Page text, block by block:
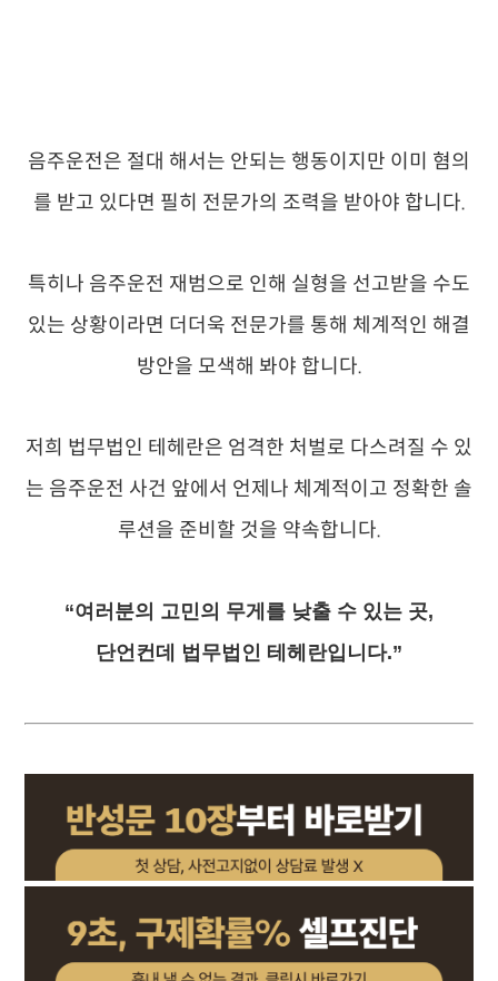
음주운전은 절대 해서는 안되는 행동이지만 이미 혐의
를 받고 있다면 필히 전문가의 조력을 받아야 합니다.
특히나 음주운전 재범으로 인해 실형을 선고받을 수도
있는 상황이라면 더더욱 전문가를 통해 체계적인 해결
방안을 모색해 봐야 합니다.
저희 법무법인 테헤란은 엄격한 처벌로 다스려질 수 있
는 음주운전 사건 앞에서 언제나 체계적이고 정확한 솔
루션을 준비할 것을 약속합니다.
“여러분의 고민의 무게를 낮출 수 있는 곳,
단언컨데 법무법인 테헤란입니다.”